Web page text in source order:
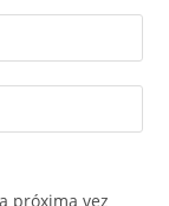
próxima vez